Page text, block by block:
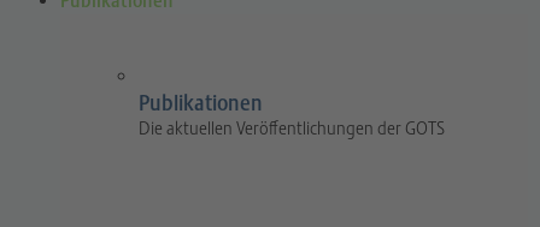
Publikationen
Die aktuellen Veröffentlichungen der GOTS